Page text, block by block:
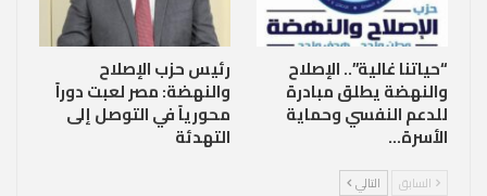
“حياتنا غالية”.. الإصلاح
والنهضة يطلق مبادرة
للدعم النفسي وحماية
الأسرة…
رئيس حزب الإصلاح
والنهضة: مصر لعبت دوراً
محورياً في التوصل إلى
التهدئة
السابق التالي